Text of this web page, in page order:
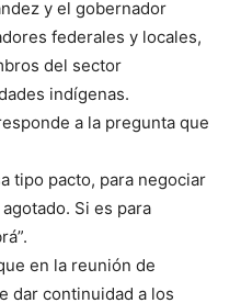
y el gobernador
federales y locales,
del sector
indígenas.
a la pregunta que
tipo pacto, para negociar
Si es para
en la reunión de
dar continuidad a los